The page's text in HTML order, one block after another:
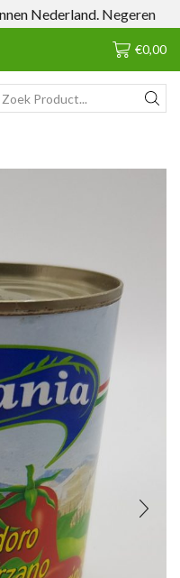
Nederland. Negeren
€0,00
SEARCH